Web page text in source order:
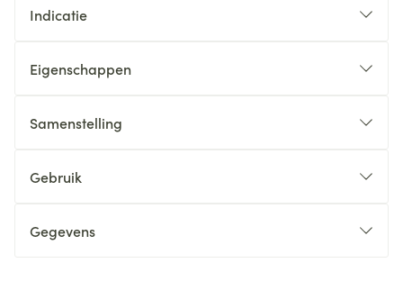
Indicatie
Eigenschappen
Samenstelling
Gebruik
Gegevens